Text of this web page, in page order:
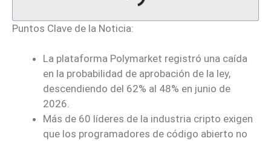
Puntos Clave de la Noticia:
La plataforma Polymarket registró una caída
en la probabilidad de aprobación de la ley,
descendiendo del 62% al 48% en junio de
2026.
Más de 60 líderes de la industria cripto exigen
que los programadores de código abierto no